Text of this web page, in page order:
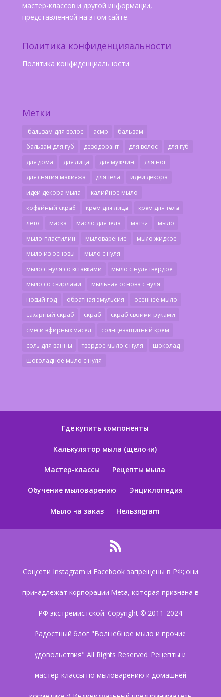
мастер-классов и другой информации,
представленной на этом сайте.
Политика конфиденцияальности
Политика конфиденциальности
Метки
.бальзам для волос асмр
бальзам
бальзам для губ
дезодорант для волос
для губ
для дома
для лица для мужчин
для ног
для снятия макияжа
для тела
идеи декора
идеи декора мыла
калийное мыло
кофейный скраб
крем для лица
крем для тела
лето
маска масло для тела матча
мыло
мыло-пластилин
мыловарение
мыло жидкое
мыло из основы
мыло с нуля
мыло с нуля со вставками
мыло с нуля твердое
мыло со свирлами
мыльная основа с нуля
новый год
обратная эмульсия
осеннее мыло
сахарный скраб
скраб
скраб своими руками
смеси эфирных масел
солнцезащитный крем
соль для ванны
твердое мыло с нуля
шоколад
шоколадное мыло с нуля
Где купить компоненты
Калькулятор мыла (щелочи)
Мастер-классы Рецепты мыла
Обучение мыловарению Энциклопедия
Мыло на заказ Нельзяgram
Соцсети Instagram и Facebook запрещены в РФ; они
принадлежат корпорации Meta, которая признана в
РФ экстремистской. Copyright © 2011-2024
Радостный блог "Волшебное мыло и прочие
удовольствия" All Rights Reserved. Рецепты и
мастер-классы по мыловарению и домашней